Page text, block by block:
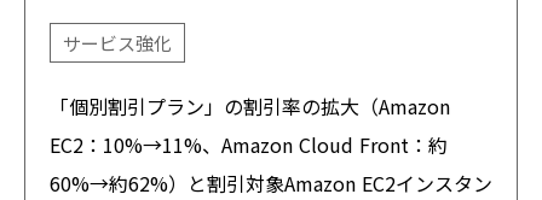
サービス強化
「個別割引プラン」の割引率の拡大（Amazon
EC2：10%→11%、Amazon Cloud Front：約
60%→約62%）と割引対象Amazon EC2インスタン